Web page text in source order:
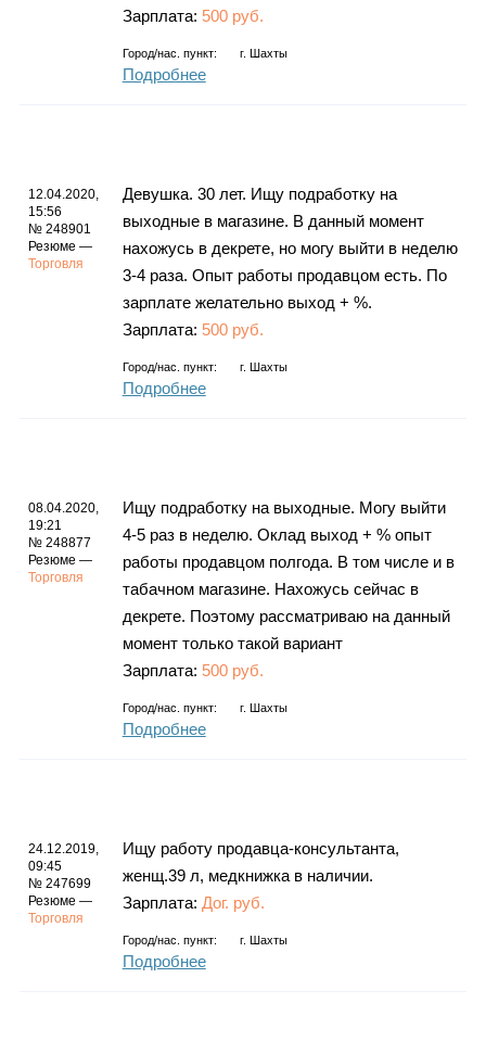
Зарплата: 500 руб.
Город/нас. пункт: г. Шахты
Подробнее
12.04.2020,
15:56
№ 248901
Резюме —
Торговля
Девушка. 30 лет. Ищу подработку на
выходные в магазине. В данный момент
нахожусь в декрете, но могу выйти в неделю
3-4 раза. Опыт работы продавцом есть. По
зарплате желательно выход + %.
Зарплата: 500 руб.
Город/нас. пункт: г. Шахты
Подробнее
08.04.2020,
19:21
№ 248877
Резюме —
Торговля
Ищу подработку на выходные. Могу выйти
4-5 раз в неделю. Оклад выход + % опыт
работы продавцом полгода. В том числе и в
табачном магазине. Нахожусь сейчас в
декрете. Поэтому рассматриваю на данный
момент только такой вариант
Зарплата: 500 руб.
Город/нас. пункт: г. Шахты
Подробнее
24.12.2019,
09:45
№ 247699
Резюме —
Торговля
Ищу работу продавца-консультанта,
женщ.39 л, медкнижка в наличии.
Зарплата: Дог. руб.
Город/нас. пункт: г. Шахты
Подробнее